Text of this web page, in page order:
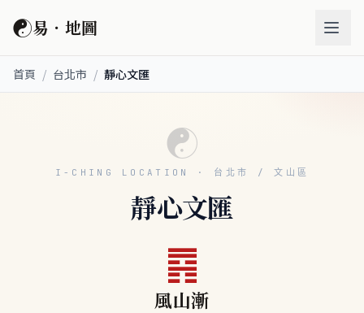
☯易．地圖
首頁 / 台北市 / 靜心文匯
☯
I-CHING LOCATION · 台北市 / 文山區
靜心文匯
䷴
風山漸